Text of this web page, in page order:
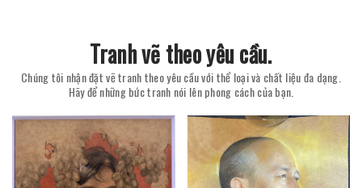
Tranh vẽ theo yêu cầu.
Chúng tôi nhận đặt vẽ tranh theo yêu cầu với thể loại và chất liệu đa dạng.
Hãy để những bức tranh nói lên phong cách của bạn.